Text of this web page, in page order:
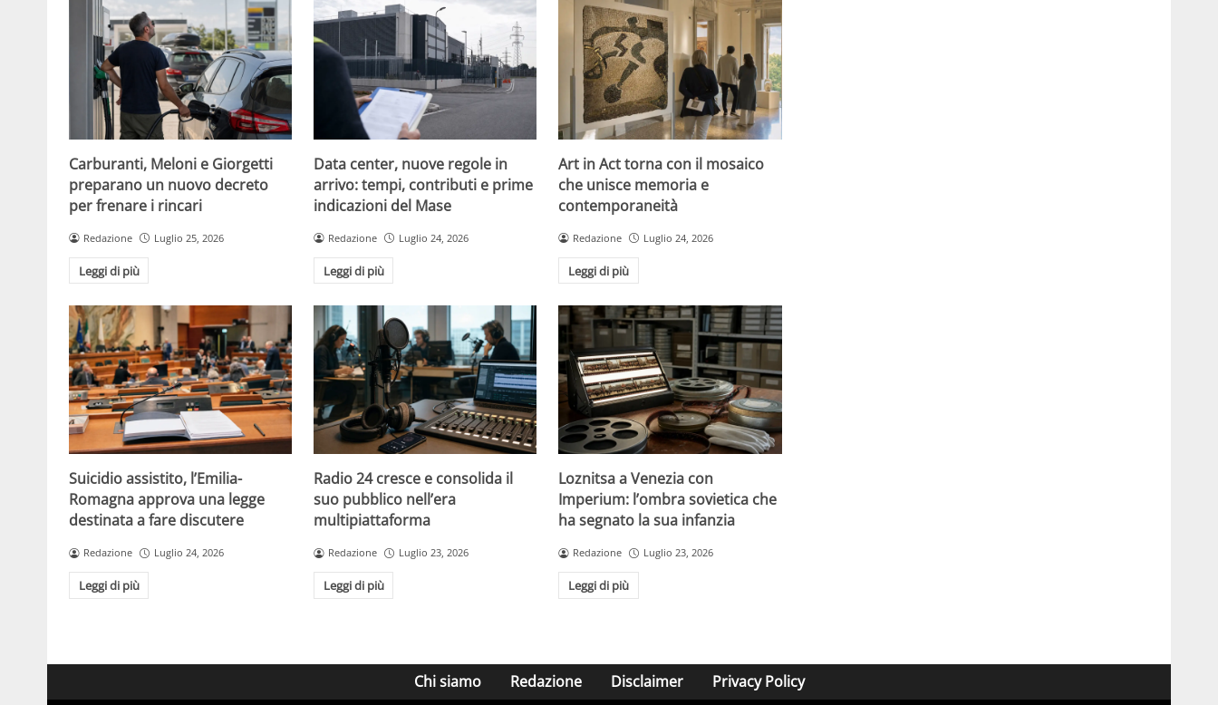
Carburanti, Meloni e Giorgetti
preparano un nuovo decreto
per frenare i rincari
Redazione Luglio 25, 2026
Leggi di più
Data center, nuove regole in
arrivo: tempi, contributi e prime
indicazioni del Mase
Redazione Luglio 24, 2026
Leggi di più
Art in Act torna con il mosaico
che unisce memoria e
contemporaneità
Redazione Luglio 24, 2026
Leggi di più
Suicidio assistito, l’Emilia-
Romagna approva una legge
destinata a fare discutere
Redazione Luglio 24, 2026
Leggi di più
Radio 24 cresce e consolida il
suo pubblico nell’era
multipiattaforma
Redazione Luglio 23, 2026
Leggi di più
Loznitsa a Venezia con
Imperium: l’ombra sovietica che
ha segnato la sua infanzia
Redazione Luglio 23, 2026
Leggi di più
Chi siamo Redazione Disclaimer Privacy Policy